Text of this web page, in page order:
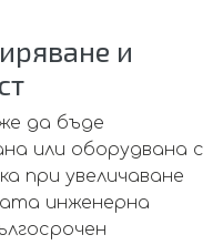
и
да бъде
или оборудвана с
при увеличаване
инженерна